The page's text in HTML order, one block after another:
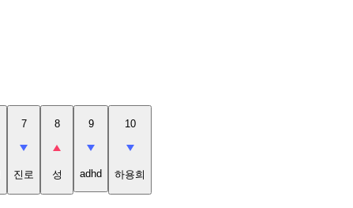
7
진로
8
성
9
adhd
10
하용희